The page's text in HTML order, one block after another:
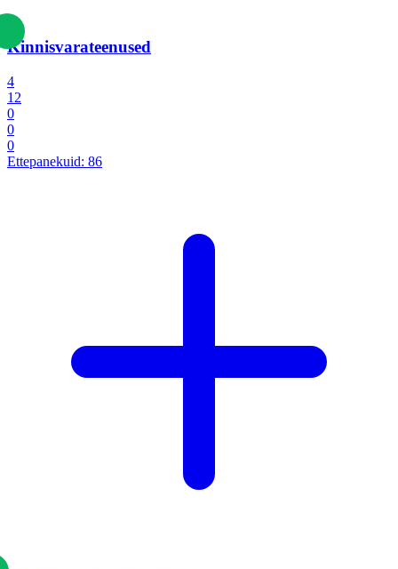
Kinnisvarateenused
4
12
0
0
0
Ettepanekuid: 86